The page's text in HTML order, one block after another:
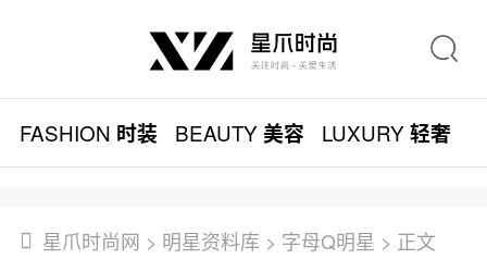
FASHION 时装 BEAUTY美容 LUXURY轻奢
星爪时尚网 > 明星资料库 > 字母Q明星 > 正文